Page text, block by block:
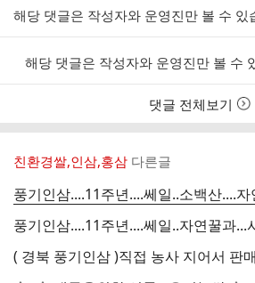
여
부
해당 댓글은 작성자와 운영진만 볼 수 있
해당 댓글은 작성자와 운영진만 볼 수
댓글 전체보기
친환경쌀,인삼,홍삼 다른글
풍기인삼....11주년....쎄일..자연꿀과...